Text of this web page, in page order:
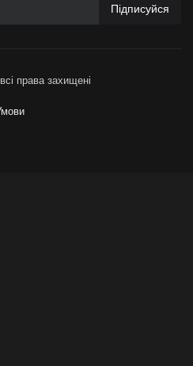
Підписуйся
права захищені